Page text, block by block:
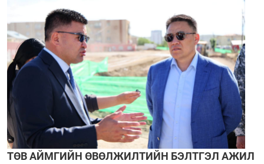
ТӨВ АЙМГИЙН ӨВӨЛЖИЛТИЙН БЭЛТГЭЛ АЖИЛ